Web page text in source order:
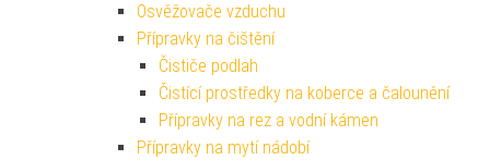
Osvěžovače vzduchu
Přípravky na čištění
Čističe podlah
Čistící prostředky na koberce a čalounění
Přípravky na rez a vodní kámen
Přípravky na mytí nádobí